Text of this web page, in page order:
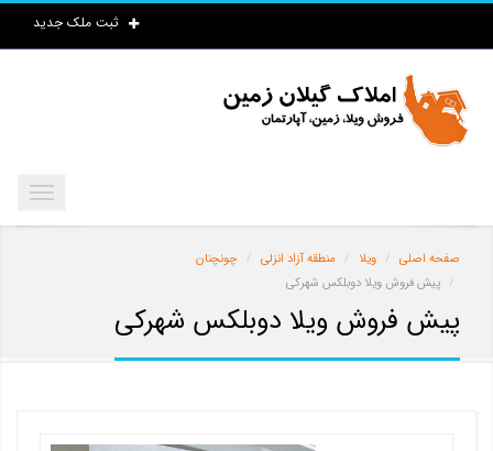
ثبت ملک جدید
صفحه اصلی ویلا منطقه آزاد انزلی
چونچنان
پیش فروش ویلا دوبلکس شهرکی
پیش فروش ویلا دوبلکس شهرکی